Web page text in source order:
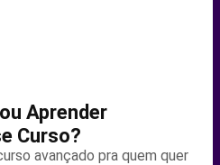
Aprender
Curso?
avançado pra quem quer